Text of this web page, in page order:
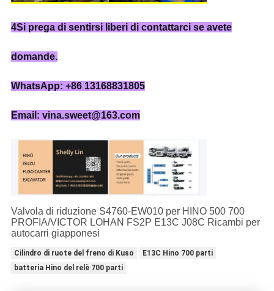
4Si prega di sentirsi liberi di contattarci se avete
domande.
WhatsApp: +86 13168831805
Email: vina.sweet@163.com
Valvola di riduzione S4760-EW010 per HINO 500 700
PROFIA/VICTOR LOHAN FS2P E13C J08C Ricambi per
autocarri giapponesi
Cilindro di ruote del freno di Kuso
E13C Hino 700 parti
batteria Hino del relè 700 parti